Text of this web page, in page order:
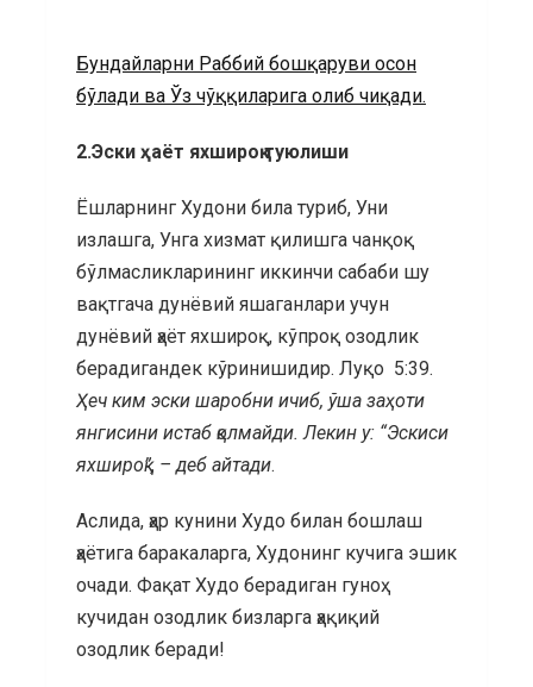
Бундайларни Раббий бошқаруви осон
бўлади ва Ўз чўққиларига олиб чиқади.
2.Эски ҳаёт яхшироқ туюлиши
Ёшларнинг Худони била туриб, Уни
излашга, Унга хизмат қилишга чанқоқ
бўлмасликларининг иккинчи сабаби шу
вақтгача дунёвий яшаганлари учун
дунёвий ҳаёт яхшироқ, кўпроқ озодлик
берадигандек кўринишидир. Луқо 5:39.
Ҳеч ким эски шаробни ичиб, ўша заҳоти
янгисини истаб қолмайди.Лекин у: “Эскиси
яхшироқ”, – деб айтади.
Аслида, ҳар кунини Худо билан бошлаш
ҳаётига баракаларга, Худонинг кучига эшик
очади. Фақат Худо берадиган гуноҳ
кучидан озодлик бизларга ҳақиқий
озодлик беради!